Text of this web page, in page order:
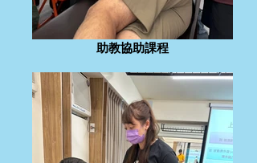
助教協助課程